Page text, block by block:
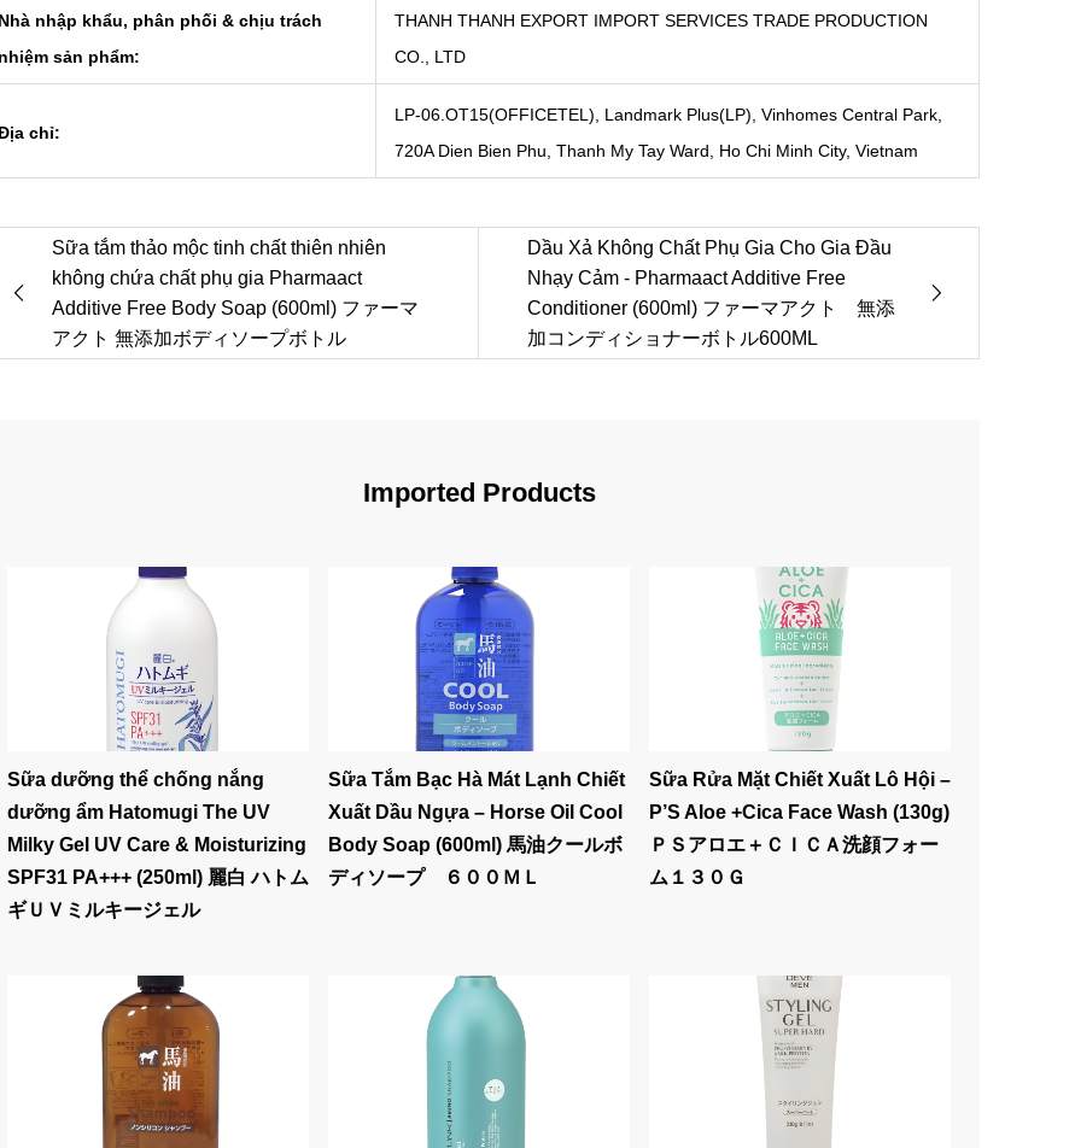
nhập khẩu, phân phối & chịu trách
sản phẩm:
THANH THANH EXPORT IMPORT SERVICES TRADE PRODUCTION
CO., LTD
chỉ:
LP-06.OT15(OFFICETEL), Landmark Plus(LP), Vinhomes Central Park,
720A Dien Bien Phu, Thanh My Tay Ward, Ho Chi Minh City, Vietnam
Sữa tắm thảo mộc tinh chất thiên nhiên
không chứa chất phụ gia Pharmaact
Additive Free Body Soap (600ml) ファーマ
アクト 無添加ボディソープボトル
Dầu Xả Không Chất Phụ Gia Cho Gia Đầu
Nhạy Cảm - Pharmaact Additive Free
Conditioner (600ml) ファーマアクト 無添
加コンディショナーボトル600ML
Imported Products
Sữa dưỡng thể chống nắng
dưỡng ẩm Hatomugi The UV
Milky Gel UV Care & Moisturizing
SPF31 PA+++ (250ml) 麗白 ハトム
ギＵＶミルキージェル
Sữa Tắm Bạc Hà Mát Lạnh Chiết
Xuất Dầu Ngựa – Horse Oil Cool
Body Soap (600ml) 馬油クールボ
ディソープ ６００ＭＬ
Sữa Rửa Mặt Chiết Xuất Lô Hội –
P’S Aloe +Cica Face Wash (130g)
ＰＳアロエ＋ＣＩＣＡ洗顔フォー
ム１３０Ｇ